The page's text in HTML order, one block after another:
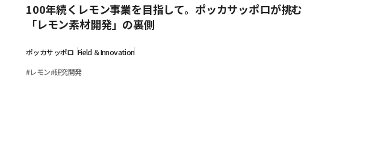
100年続くレモン事業を目指して。ポッカサッポロが挑む
「レモン素材開発」の裏側
ポッカサッポロ Field ＆Innovation
#レモン#研究開発